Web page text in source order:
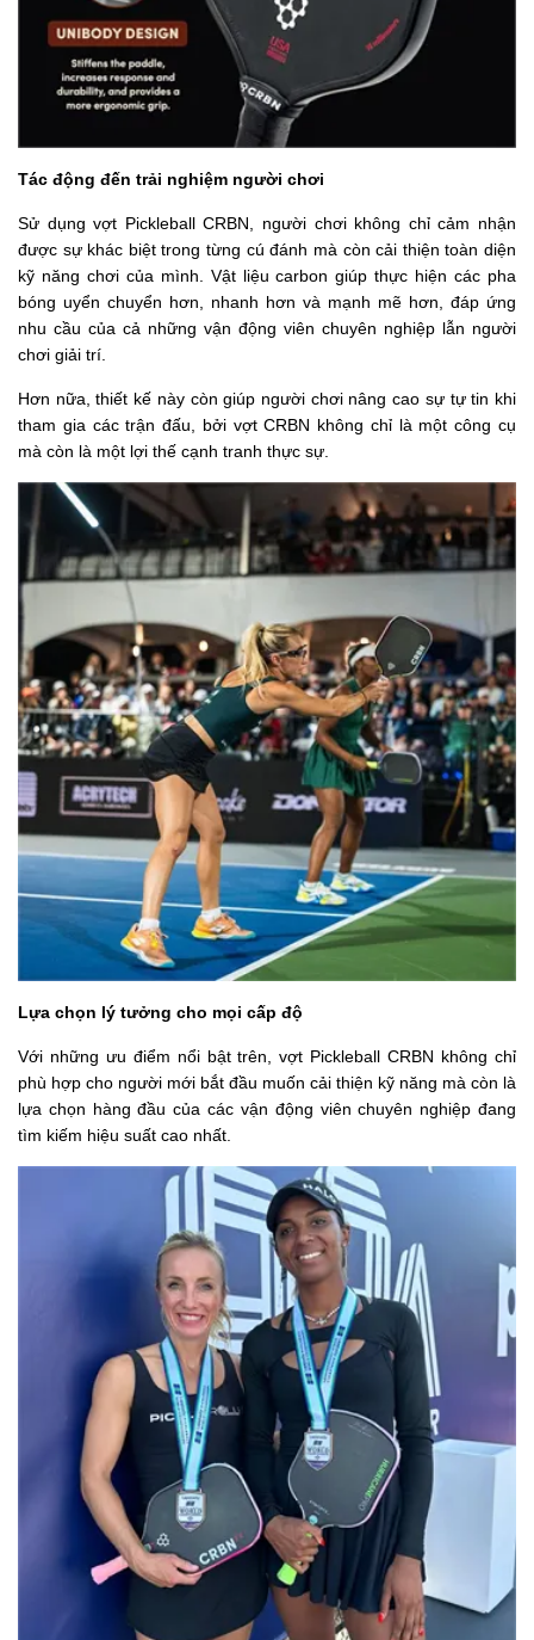
Tác động đến trải nghiệm người chơi
Sử dụng vợt Pickleball CRBN, người chơi không chỉ cảm nhận
được sự khác biệt trong từng cú đánh mà còn cải thiện toàn diện
kỹ năng chơi của mình. Vật liệu carbon giúp thực hiện các pha
bóng uyển chuyển hơn, nhanh hơn và mạnh mẽ hơn, đáp ứng
nhu cầu của cả những vận động viên chuyên nghiệp lẫn người
chơi giải trí.
Hơn nữa, thiết kế này còn giúp người chơi nâng cao sự tự tin khi
tham gia các trận đấu, bởi vợt CRBN không chỉ là một công cụ
mà còn là một lợi thế cạnh tranh thực sự.
Lựa chọn lý tưởng cho mọi cấp độ
Với những ưu điểm nổi bật trên, vợt Pickleball CRBN không chỉ
phù hợp cho người mới bắt đầu muốn cải thiện kỹ năng mà còn là
lựa chọn hàng đầu của các vận động viên chuyên nghiệp đang
tìm kiếm hiệu suất cao nhất.